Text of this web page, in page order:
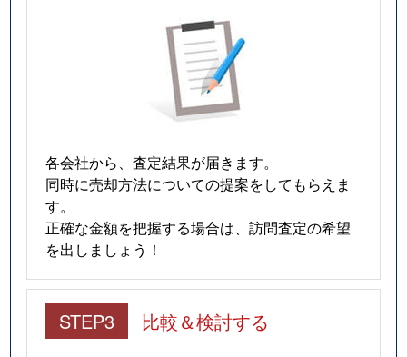
各会社から、査定結果が届きます。
同時に売却方法についての提案をしてもらえま
す。
正確な金額を把握する場合は、訪問査定の希望
を出しましょう！
STEP3 比較＆検討する